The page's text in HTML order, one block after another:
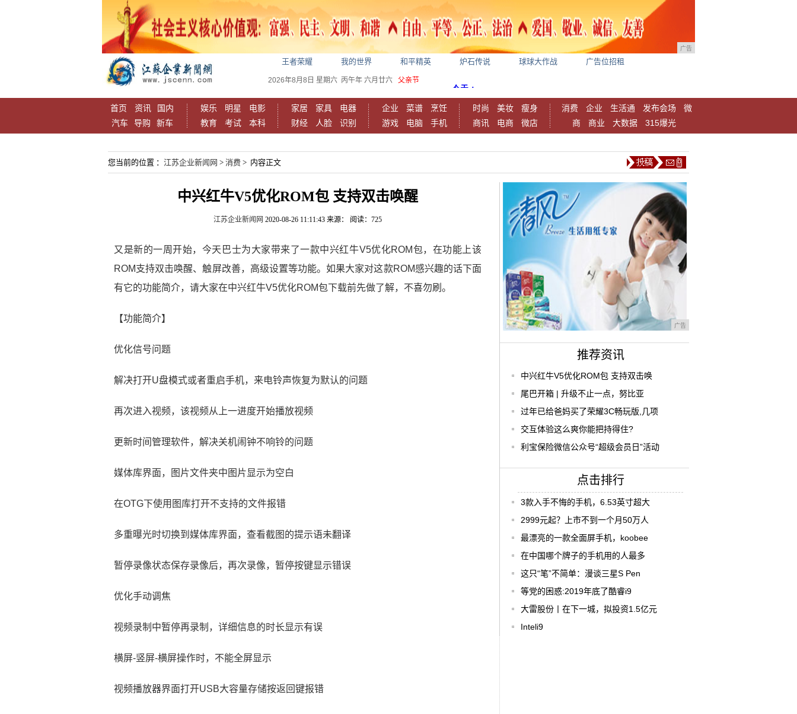
广告
王者荣耀 我的世界 和平精英 炉石传说 球球大作战 广告位招租
2026年8月8日 星期六 丙午年 六月廿六 父亲节
首页 资讯
国内
汽车
导购 新车
娱乐 明星
电影
教育
考试 本科
家居 家具
电器
财经
人脸 识别
企业 菜谱
烹饪
游戏
电脑 手机
时尚 美妆
瘦身
商讯
电商 微店
消费 企业 生活通 发布会场
微
商
商业 大数据 315爆光
您当前的位置 ： 江苏企业新闻网 > 消费 > 内容正文
中兴红牛V5优化ROM包 支持双击唤醒
江苏企业新闻网 2020-08-26 11:11:43 来源： 阅读：725
又是新的一周开始，今天巴士为大家带来了一款中兴红牛V5优化ROM包，在功能上该
ROM支持双击唤醒、触屏改善，高级设置等功能。如果大家对这款ROM感兴趣的话下面
有它的功能简介，请大家在中兴红牛V5优化ROM包下载前先做了解，不喜勿刷。
【功能简介】
优化信号问题
解决打开U盘模式或者重启手机，来电铃声恢复为默认的问题
再次进入视频，该视频从上一进度开始播放视频
更新时间管理软件，解决关机闹钟不响铃的问题
媒体库界面，图片文件夹中图片显示为空白
在OTG下使用图库打开不支持的文件报错
多重曝光时切换到媒体库界面，查看截图的提示语未翻译
暂停录像状态保存录像后，再次录像，暂停按键显示错误
优化手动调焦
视频录制中暂停再录制，详细信息的时长显示有误
横屏-竖屏-横屏操作时，不能全屏显示
视频播放器界面打开USB大容量存储按返回键报错
广告
推荐资讯
中兴红牛V5优化ROM包 支持双击唤
尾巴开箱 | 升级不止一点，努比亚
过年已给爸妈买了荣耀3C畅玩版,几项
交互体验这么爽你能把持得住?
利宝保险微信公众号“超级会员日”活动
点击排行
3款入手不悔的手机，6.53英寸超大
2999元起？上市不到一个月50万人
最漂亮的一款全面屏手机，koobee
在中国哪个牌子的手机用的人最多
这只“笔”不简单：漫谈三星S Pen
等党的困惑:2019年底了酷睿i9
大雷股份丨在下一城，拟投资1.5亿元
Inteli9